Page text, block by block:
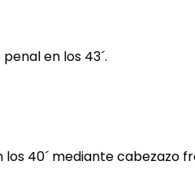
en los 43´.
40´ mediante cabezazo